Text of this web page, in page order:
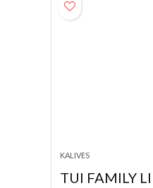
KALIVES
TUI FAMILY